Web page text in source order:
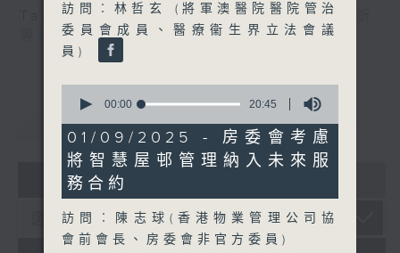
中暑 ,工作暑熱警告, 流動圖書館,
,自助圖書站 , 預防工作時中暑指引
重溫 CATCHUP
07 - 08
訪問︰林哲玄 (將軍澳醫院醫院管治
委員會成員、醫療衞生界立法會議
員)
seconds
20
minutes,
45
seconds
00:00 20:45
01/09/2025 - 房委會考慮
將智慧屋邨管理納入未來服
務合約
訪問︰陳志球(香港物業管理公司協
會前會長、房委會非官方委員)